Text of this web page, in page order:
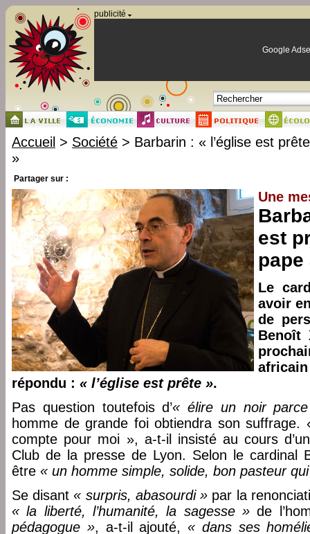
publicité
Google
Accueil > Société > Barbarin : « l’église est
»
Partager sur :
Une
est
Le
avoir
de
Benoît
répondu : « l’église est prête ».
Pas question toutefois d’« élire un noir
homme de grande foi obtiendra son suffrage.
compte pour moi », a-t-il insisté au cours
Club de la presse de Lyon. Selon le cardinal
être « un homme simple, solide, bon pasteur
Se disant« surpris, abasourdi » par la
« la liberté, l’humanité, la sagesse » de
pédagogue », a-t-il ajouté, « dans ses
Panneau de gestion des cookies